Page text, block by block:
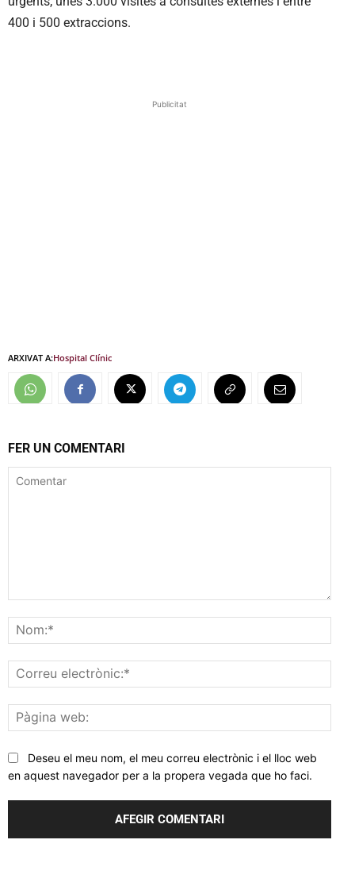
400 i 500 extraccions.
Publicitat
ARXIVAT A:Hospital Clínic
FER UN COMENTARI
web:
Deseu el meu nom, el meu correu electrònic i el lloc web
en aquest navegador per a la propera vegada que ho faci.